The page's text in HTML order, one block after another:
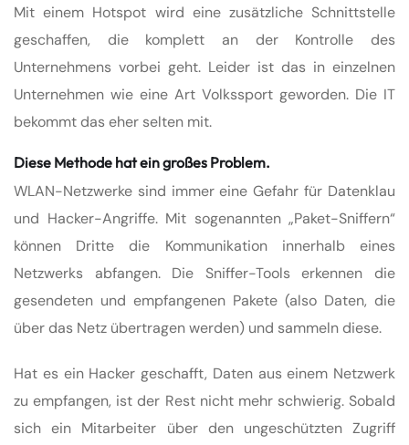
Mit einem Hotspot wird eine zusätzliche Schnittstelle
geschaffen, die komplett an der Kontrolle des
Unternehmens vorbei geht. Leider ist das in einzelnen
Unternehmen wie eine Art Volkssport geworden. Die IT
bekommt das eher selten mit.
Diese Methode hat ein großes Problem.
WLAN-Netzwerke sind immer eine Gefahr für Datenklau
und Hacker-Angriffe. Mit sogenannten „Paket-Sniffern“
können Dritte die Kommunikation innerhalb eines
Netzwerks abfangen. Die Sniffer-Tools erkennen die
gesendeten und empfangenen Pakete (also Daten, die
über das Netz übertragen werden) und sammeln diese.
Hat es ein Hacker geschafft, Daten aus einem Netzwerk
zu empfangen, ist der Rest nicht mehr schwierig. Sobald
sich ein Mitarbeiter über den ungeschützten Zugriff